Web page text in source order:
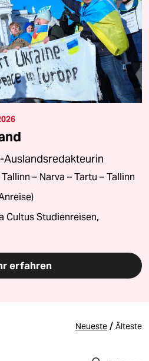
Auslandsredakteurin
– Narva – Tartu – Tallinn
Cultus Studienreisen,
erfahren
Neueste / Älteste